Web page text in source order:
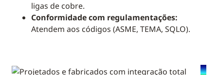
ligas de cobre.
Conformidade com regulamentações:
Atendem aos códigos (ASME, TEMA, SQLO).